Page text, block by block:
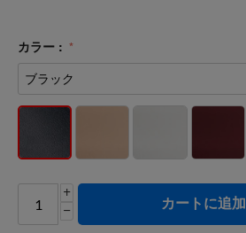
カラー :
+
−
カートに追加